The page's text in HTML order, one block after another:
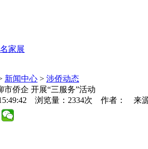
家展
新闻中心 > 涉侨动态
市侨企 开展“三服务”活动
15:49:42 浏览量：2334次 作者： 来